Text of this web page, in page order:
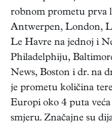
robnom prometu prva
Antwerpen, London,
Le Havre na jednoj i
Philadelphiju,
News, Boston i dr. na
je prometu količina
Europi oko 4 puta
smjeru. Značajne su